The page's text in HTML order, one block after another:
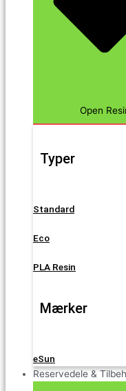
Open
Typer
Standard
Eco
PLA Resin
Mærker
eSun
Reservedele &